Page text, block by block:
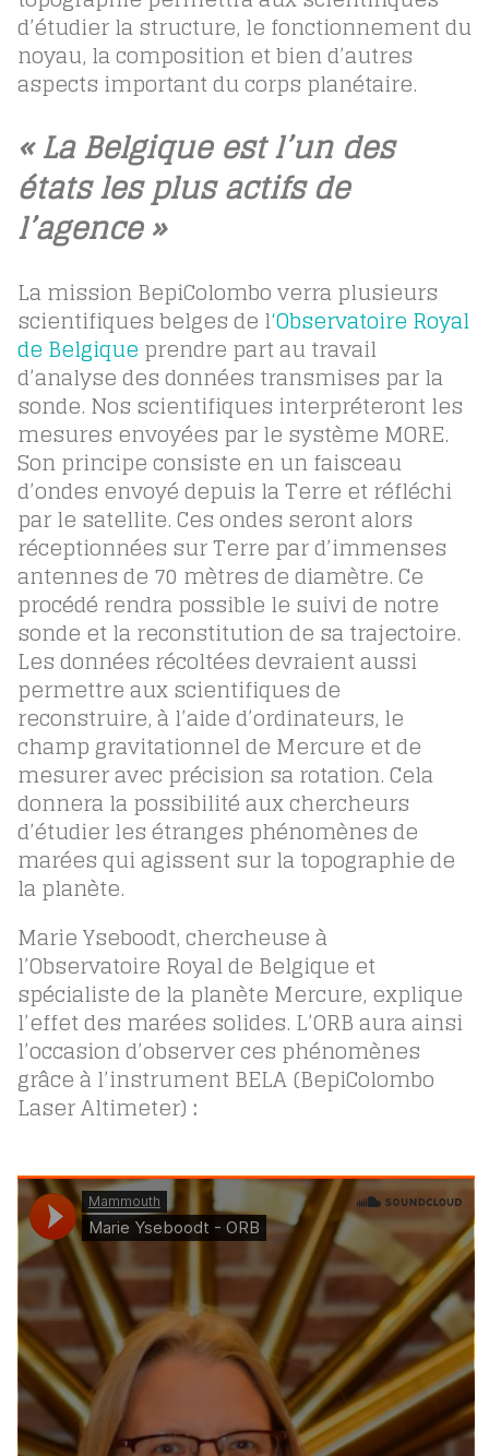
d’étudier la structure, le fonctionnement du
noyau, la composition et bien d’autres
aspects important du corps planétaire.
« La Belgique est l’un des
états les plus actifs de
l’agence »
La mission BepiColombo verra plusieurs
scientifiques belges de l‘Observatoire Royal
de Belgique prendre part au travail
d’analyse des données transmises par la
sonde. Nos scientifiques interpréteront les
mesures envoyées par le système MORE.
Son principe consiste en un faisceau
d’ondes envoyé depuis la Terre et réfléchi
par le satellite. Ces ondes seront alors
réceptionnées sur Terre par d’immenses
antennes de 70 mètres de diamètre. Ce
procédé rendra possible le suivi de notre
sonde et la reconstitution de sa trajectoire.
Les données récoltées devraient aussi
permettre aux scientifiques de
reconstruire, à l’aide d’ordinateurs, le
champ gravitationnel de Mercure et de
mesurer avec précision sa rotation. Cela
donnera la possibilité aux chercheurs
d’étudier les étranges phénomènes de
marées qui agissent sur la topographie de
la planète.
Marie Yseboodt, chercheuse à
l’Observatoire Royal de Belgique et
spécialiste de la planète Mercure, explique
l’effet des marées solides. L’ORB aura ainsi
l’occasion d’observer ces phénomènes
grâce à l’instrument BELA (BepiColombo
Laser Altimeter) :